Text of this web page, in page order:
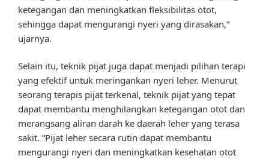
ketegangan dan meningkatkan fleksibilitas otot,
sehingga dapat mengurangi nyeri yang dirasakan,”
ujarnya.
Selain itu, teknik pijat juga dapat menjadi pilihan terapi
yang efektif untuk meringankan nyeri leher. Menurut
seorang terapis pijat terkenal, teknik pijat yang tepat
dapat membantu menghilangkan ketegangan otot dan
merangsang aliran darah ke daerah leher yang terasa
sakit. “Pijat leher secara rutin dapat membantu
mengurangi nyeri dan meningkatkan kesehatan otot